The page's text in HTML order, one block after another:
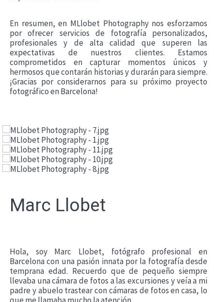
En resumen, en MLlobet Photography nos esforzamos
por ofrecer servicios de fotografía personalizados,
profesionales y de alta calidad que superen las
expectativas de nuestros clientes. Estamos
comprometidos en capturar momentos únicos y
hermosos que contarán historias y durarán para siempre.
¡Gracias por considerarnos para su próximo proyecto
fotográfico en Barcelona!
Marc Llobet
Hola, soy Marc Llobet, fotógrafo profesional en
Barcelona con una pasión innata por la fotografía desde
temprana edad. Recuerdo que de pequeño siempre
llevaba una cámara de fotos a las excursiones y veía a mi
padre y abuelo trastear con cámaras de fotos en casa, lo